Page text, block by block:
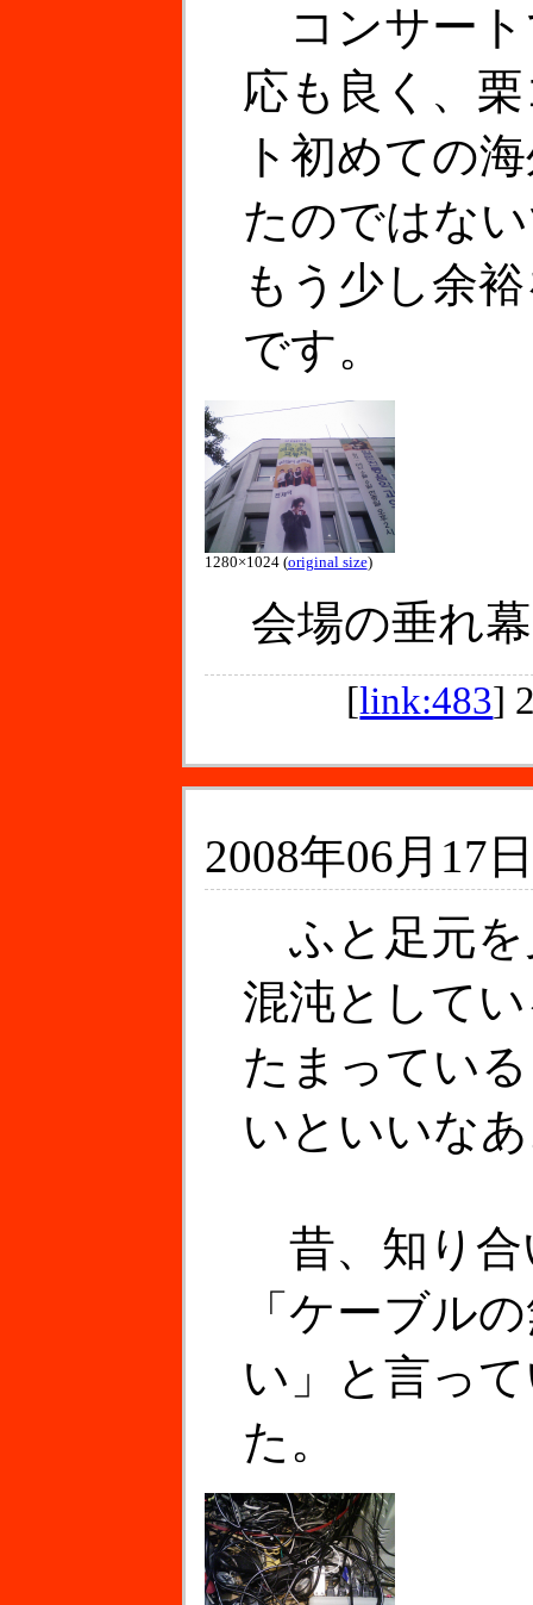
コンサート
応も良く、
ト初めての
たのではな
もう少し余
です。
1280×1024 (original size)
会場の垂れ幕
[link:483]
2008年06月17
ふと足元を
混沌として
たまってい
いといいな
昔、知り合
「ケーブル
い」と言っ
た。